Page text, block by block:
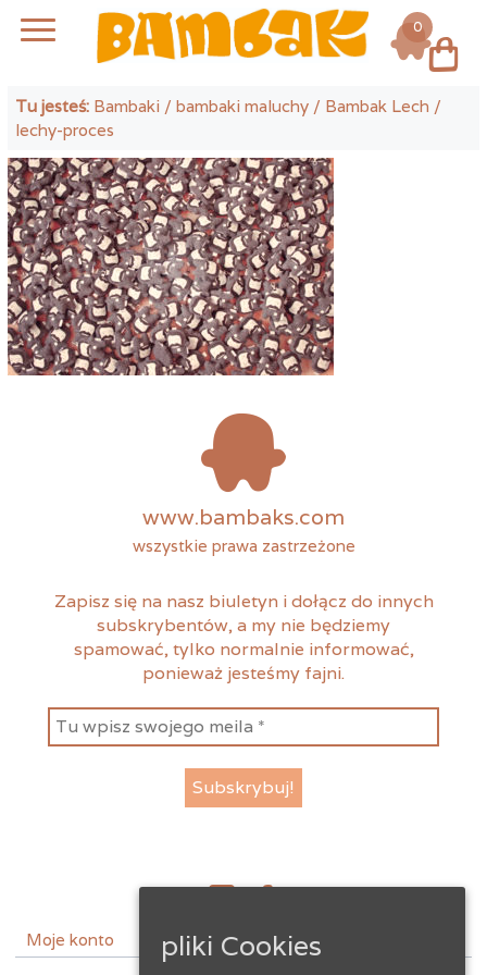
Tu jesteś: Bambaki /bambaki maluchy / Bambak Lech /
lechy-proces
www.bambaks.com
wszystkie prawa zastrzeżone
Zapisz się na nasz biuletyn i dołącz do innych
subskrybentów, a my nie będziemy
spamować, tylko normalnie informować,
ponieważ jesteśmy fajni.
Moje konto
Log in
0
pliki Cookies